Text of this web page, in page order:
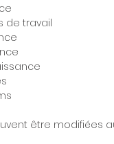
de travail
être modifiées